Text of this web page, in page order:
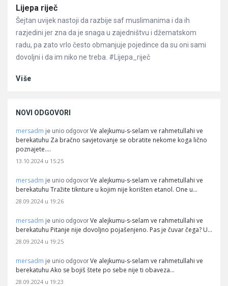
Članci
Lijepa riječ
Šejtan uvijek nastoji da razbije saf muslimanima i da ih
razjedini jer zna da je snaga u zajedništvu i džematskom
radu, pa zato vrlo često obmanjuje pojedince da su oni sami
dovoljni i da im niko ne treba. #Lijepa_riječ
Više
NOVI ODGOVORI
mersadm je unio odgovor Ve alejkumu-s-selam ve rahmetullahi ve
berekatuhu Za bračno savjetovanje se obratite nekome koga lično
poznajete.…
13.10.2024 u 15:25
mersadm je unio odgovor Ve alejkumu-s-selam ve rahmetullahi ve
berekatuhu Tražite tiknture u kojim nije korišten etanol. One u…
28.09.2024 u 19:26
mersadm je unio odgovor Ve alejkumu-s-selam ve rahmetullahi ve
berekatuhu Pitanje nije dovoljno pojašenjeno. Pas je čuvar čega? U…
28.09.2024 u 19:25
mersadm je unio odgovor Ve alejkumu-s-selam ve rahmetullahi ve
berekatuhu Ako se bojiš štete po sebe nije ti obaveza…
28.09.2024 u 19:23